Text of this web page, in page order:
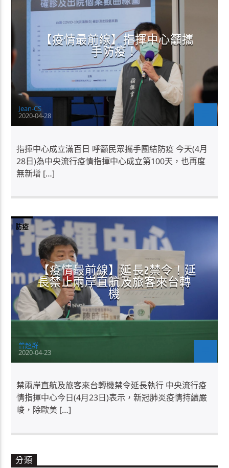
【疫情最前線】指揮中心籲攜
手防疫！
Jean-CS
2020-04-28
指揮中心成立滿百日 呼籲民眾攜手團結防疫 今天(4月
28日)為中央流行疫情指揮中心成立第100天，也再度
無新增 […]
防疫
【疫情最前線】延長2禁令！延
長禁止兩岸直航及旅客來台轉
機
曾超群
2020-04-23
禁兩岸直航及旅客來台轉機禁令延長執行 中央流行疫
情指揮中心今日(4月23日)表示，新冠肺炎疫情持續嚴
峻，除歐美 […]
分類